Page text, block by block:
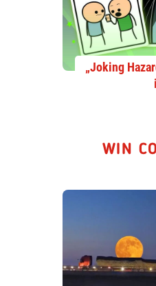
„Joking
WIN